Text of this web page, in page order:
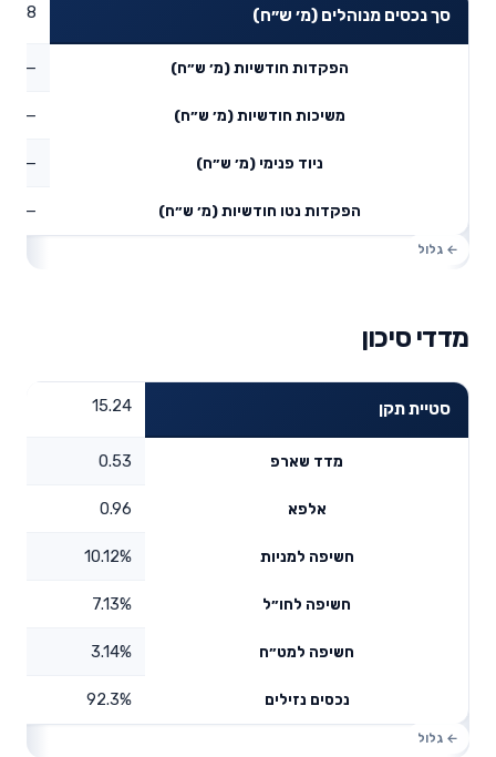
סך נכסים מנוהלים (מ׳ ש״ח)
הפקדות חודשיות (מ׳ ש״ח) —
משיכות חודשיות (מ׳ ש״ח) —
ניוד פנימי (מ׳ ש״ח) —
הפקדות נטו חודשיות (מ׳ ש״ח) —
מדדי סיכון
סטיית תקן 15.24
מדד שארפ 0.53
אלפא 0.96
חשיפה למניות 10.12%
חשיפה לחו״ל 7.13%
חשיפה למט״ח 3.14%
נכסים נזילים 92.3%